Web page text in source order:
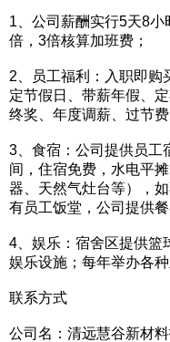
1、公司薪酬实行5天8
倍，3倍核算加班费；
2、员工福利：入职即购
定节假日、带薪年假、
终奖、年度调薪、过节
3、食宿：公司提供员工
间，住宿免费，水电平
器、天然气灶台等），
有员工饭堂，公司提供餐
4、娱乐：宿舍区提供篮
娱乐设施；每年举办各
联系方式
公司名：清远慧谷新材